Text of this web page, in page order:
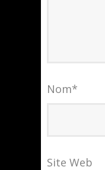
Nom*
Site Web